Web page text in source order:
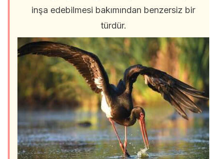
inşa edebilmesi bakımından benzersiz bir
türdür.